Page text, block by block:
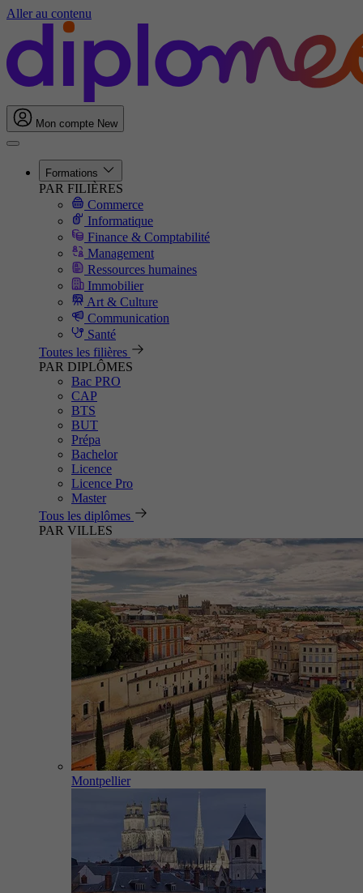
Aller au contenu
Mon compte New
Formations
PAR FILIÈRES
Commerce
Informatique
Finance & Comptabilité
Management
Ressources humaines
Immobilier
Art & Culture
Communication
Santé
Toutes les filières
PAR DIPLÔMES
Bac PRO
CAP
BTS
BUT
Prépa
Bachelor
Licence
Licence Pro
Master
Tous les diplômes
PAR VILLES
Montpellier